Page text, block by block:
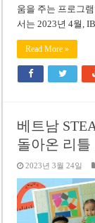
움을 주는 프로그
서는 2023년 4월,
Read More »
베트남
돌아온 리틀
2023년 3월 24일